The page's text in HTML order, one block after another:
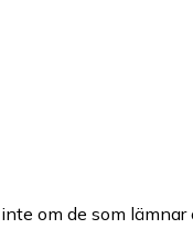
om de som